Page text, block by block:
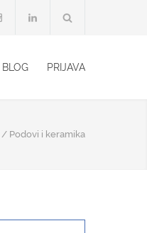
BLOG PRIJAVA
/ Podovi i keramika